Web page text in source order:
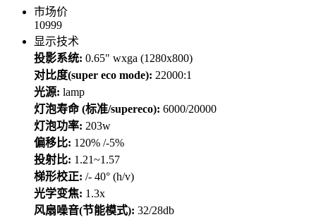
市场价
10999
显示技术
投影系统: 0.65" wxga (1280x800)
对比度(super eco mode): 22000:1
光源: lamp
灯泡寿命 (标准/supereco): 6000/20000
灯泡功率: 203w
偏移比: 120% /-5%
投射比: 1.21~1.57
梯形校正: /- 40° (h/v)
光学变焦: 1.3x
风扇噪音(节能模式): 32/28db